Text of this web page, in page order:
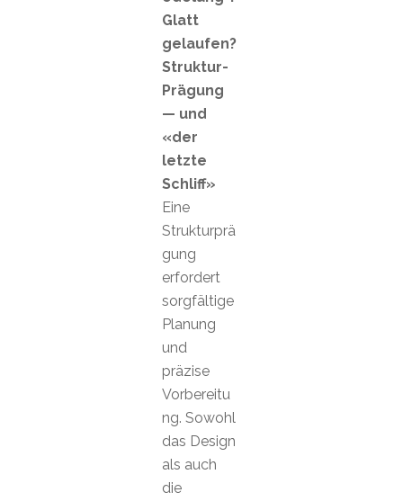
Glatt
gelaufen?
Struktur-
Prägung
— und
«der
letzte
Schliff»
Eine
Strukturprä
gung
erfordert
sorgfältige
Planung
und
präzise
Vorbereitu
ng. Sowohl
das Design
als auch
die